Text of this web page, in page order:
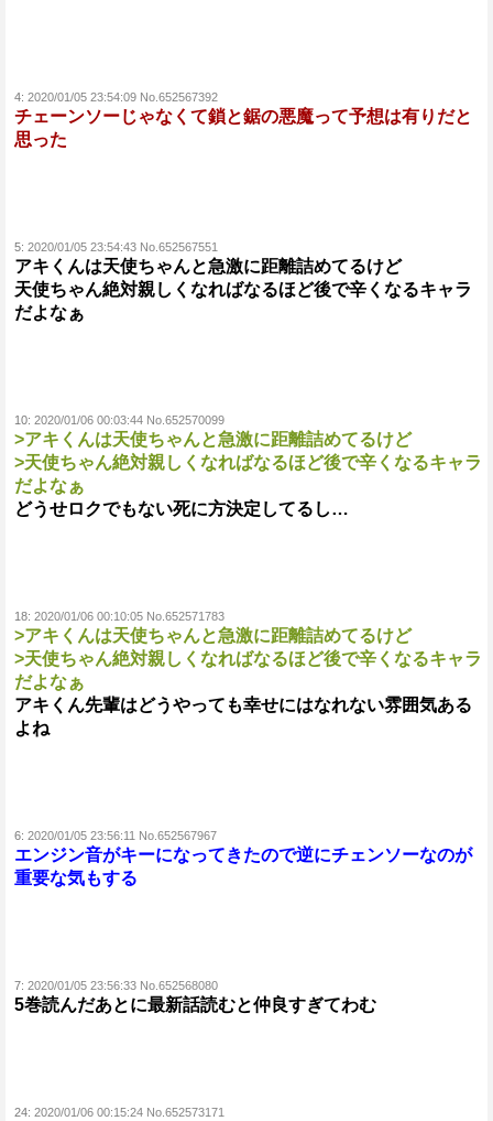
4: 2020/01/05 23:54:09 No.652567392
チェーンソーじゃなくて鎖と鋸の悪魔って予想は有りだと
思った
5: 2020/01/05 23:54:43 No.652567551
アキくんは天使ちゃんと急激に距離詰めてるけど
天使ちゃん絶対親しくなればなるほど後で辛くなるキャラ
だよなぁ
10: 2020/01/06 00:03:44 No.652570099
>アキくんは天使ちゃんと急激に距離詰めてるけど
>天使ちゃん絶対親しくなればなるほど後で辛くなるキャラ
だよなぁ
どうせロクでもない死に方決定してるし…
18: 2020/01/06 00:10:05 No.652571783
>アキくんは天使ちゃんと急激に距離詰めてるけど
>天使ちゃん絶対親しくなればなるほど後で辛くなるキャラ
だよなぁ
アキくん先輩はどうやっても幸せにはなれない雰囲気ある
よね
6: 2020/01/05 23:56:11 No.652567967
エンジン音がキーになってきたので逆にチェンソーなのが
重要な気もする
7: 2020/01/05 23:56:33 No.652568080
5巻読んだあとに最新話読むと仲良すぎてわむ
24: 2020/01/06 00:15:24 No.652573171